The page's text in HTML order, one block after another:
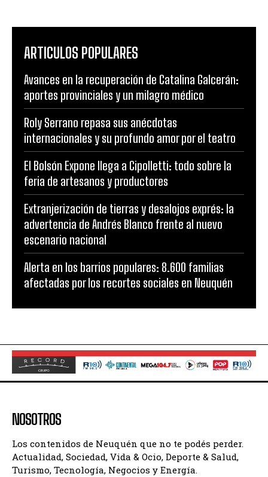
ARTICULOS POPULARES
Avances en la recuperación de Catalina Galcerán:
aportes provinciales y un milagro médico
Roly Serrano repasa sus anécdotas
internacionales y su profundo amor por el teatro
El Bolsón Expone llega a Cipolletti: todo sobre la
feria de artesanos y productores
Extranjerización de tierras y desalojos exprés: la
advertencia de Andrés Blanco frente al nuevo
escenario nacional
Alerta en los barrios populares: 8.600 familias
afectadas por los recortes sociales en Neuquén
NOSOTROS
Los contenidos de Neuquén que no te podés perder.
Actualidad, Sociedad, Vida & Ocio, Deporte & Salud,
Turismo, Tecnología, Negocios y Energía.